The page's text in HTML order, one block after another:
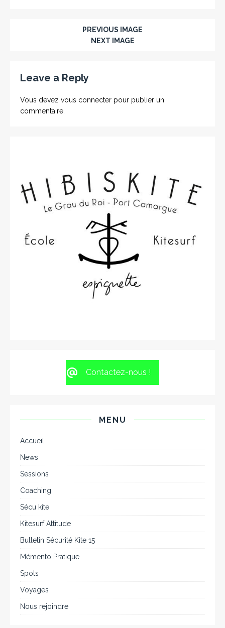
PREVIOUS IMAGE
NEXT IMAGE
Leave a Reply
Vous devez vous connecter pour publier un
commentaire.
Contactez-nous !
MENU
Accueil
News
Sessions
Coaching
Sécu kite
Kitesurf Attitude
Bulletin Sécurité Kite 15
Mémento Pratique
Spots
Voyages
Nous rejoindre